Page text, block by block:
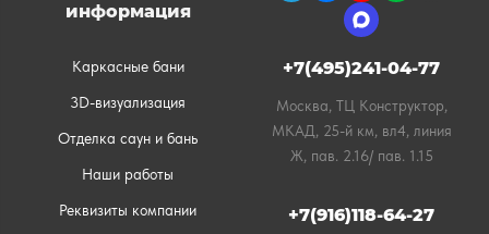
информация
Каркасные бани
3D-визуализация
Отделка саун и бань
Наши работы
Реквизиты компании
+7(495)241-04-77
Москва, ТЦ Конструктор,
МКАД, 25-й км, вл4, линия
Ж, пав. 2.16/ пав. 1.15
+7(916)118-64-27